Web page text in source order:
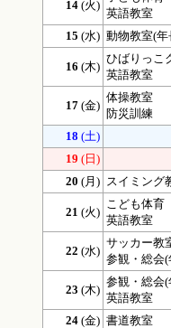
14 (火)
英語教室
15 (水) 動物教室(年
16 (木)
ひばりっこ
英語教室
17 (金)
体操教室
防災訓練
18 (土)
19 (日)
20 (月) スイミング
21 (火)
こども体育
英語教室
22 (水)
サッカー教
参観・総会(
23 (木)
参観・総会
英語教室
24 (金) 書道教室